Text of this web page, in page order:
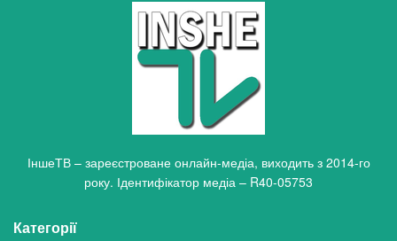
ІншеТВ – зареєстроване онлайн-медіа, виходить з 2014-го
року. Ідентифікатор медіа – R40-05753
Категорії